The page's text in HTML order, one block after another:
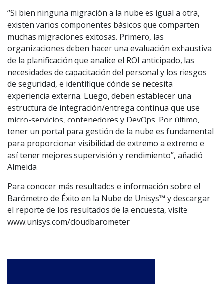
“Si bien ninguna migración a la nube es igual a otra,
existen varios componentes básicos que comparten
muchas migraciones exitosas. Primero, las
organizaciones deben hacer una evaluación exhaustiva
de la planificación que analice el ROI anticipado, las
necesidades de capacitación del personal y los riesgos
de seguridad, e identifique dónde se necesita
experiencia externa. Luego, deben establecer una
estructura de integración/entrega continua que use
micro-servicios, contenedores y DevOps. Por último,
tener un portal para gestión de la nube es fundamental
para proporcionar visibilidad de extremo a extremo e
así tener mejores supervisión y rendimiento”, añadió
Almeida.
Para conocer más resultados e información sobre el
Barómetro de Éxito en la Nube de Unisys™ y descargar
el reporte de los resultados de la encuesta, visite
www.unisys.com/cloudbarometer